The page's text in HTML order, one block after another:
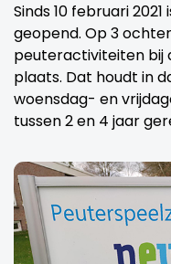
Sinds 10 februari
geopend. Op 3
peuteractiviteiten bij
plaats. Dat houdt in
woensdag- en
tussen 2 en 4 jaar